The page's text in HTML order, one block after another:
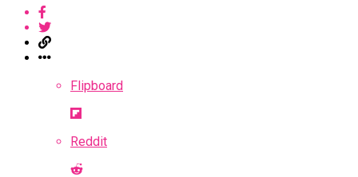
Flipboard
Reddit